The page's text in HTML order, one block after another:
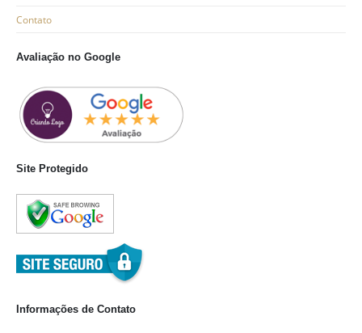
Contato
Avaliação no Google
Site Protegido
Informações de Contato